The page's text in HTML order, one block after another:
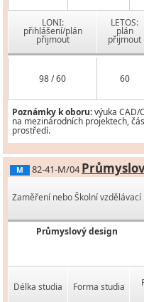
LONI:
přihlášení/plán
přijmout
LETOS:
plán
přijmout
98 / 60 60
Poznámky k oboru:výuka CAD/
na mezinárodních projektech,
prostředí.
M 82-41-M/04
Zaměření nebo Školní vzdělávací
Průmyslový design
Délka studia Forma studia